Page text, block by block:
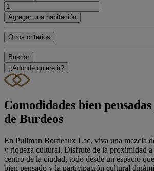
Agregar una habitación
Otros criterios
Buscar
¿Adónde quiere ir?
Comodidades bien
de Burdeos
En Pullman Bordeaux Lac, viva una mezcla
y riqueza cultural. Disfrute de la proximidad a
centro de la ciudad, todo desde un espacio
bien pensado y la participación cultural